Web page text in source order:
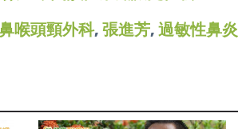
喉頭頸外科, 張進芳, 過敏性鼻炎